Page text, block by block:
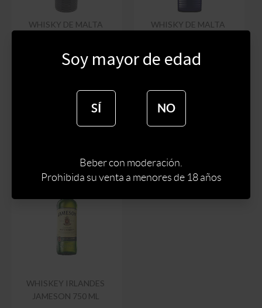
WHISKY DE MALTA
9130
WHISKY DE MALTA
$
WHISKEY IRLANDES
JAMESON 750 ML
Soy mayor de edad
SÍ NO
Beber con moderación.
Prohibida su venta a menores de 18 años